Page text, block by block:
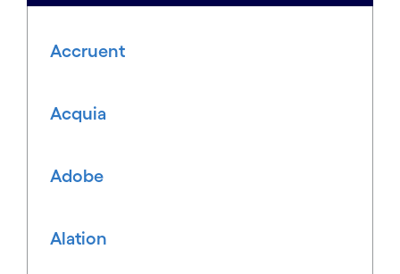
Accruent
Acquia
Adobe
Alation